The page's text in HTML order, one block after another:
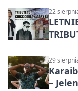
22
29
–